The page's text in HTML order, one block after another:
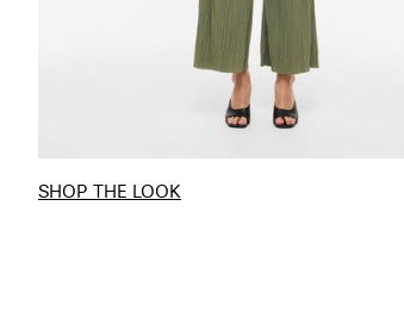
SHOP THE LOOK